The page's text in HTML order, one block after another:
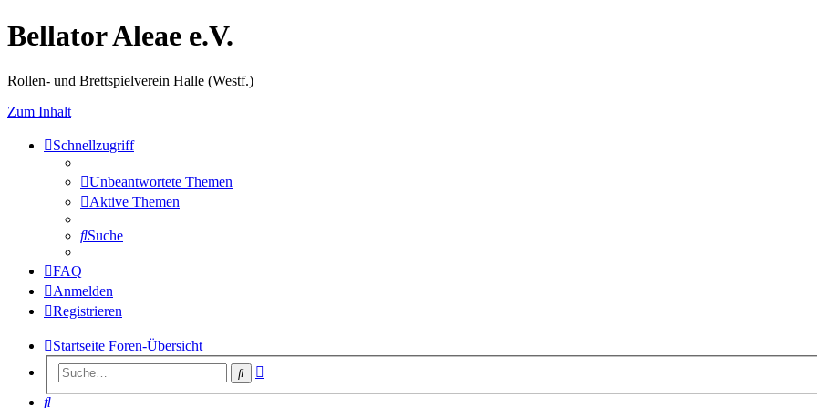
Bellator Aleae e.V.
Rollen- und Brettspielverein Halle (Westf.)
Zum Inhalt
Schnellzugriff
Unbeantwortete Themen
Aktive Themen
Suche
FAQ
Anmelden
Registrieren
Startseite Foren-Übersicht
Suche
Suche